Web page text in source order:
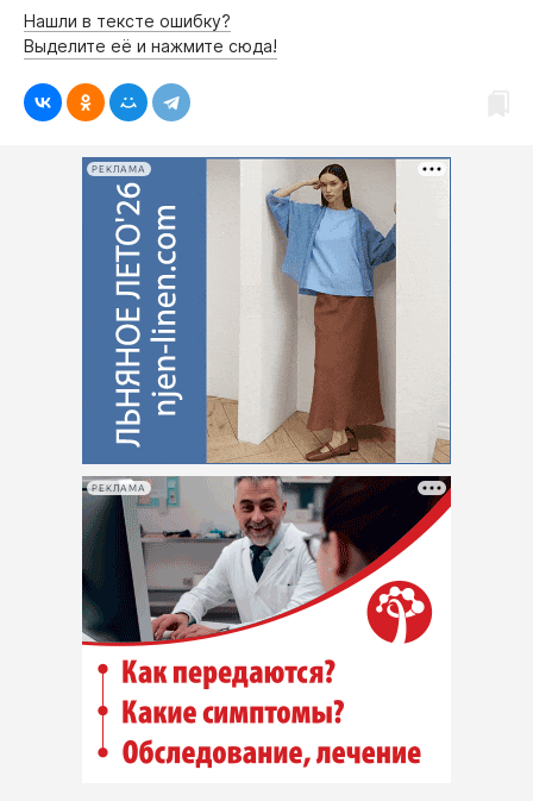
Нашли в тексте ошибку?
Выделите её и нажмите сюда!
РЕКЛАМА
РЕКЛАМА